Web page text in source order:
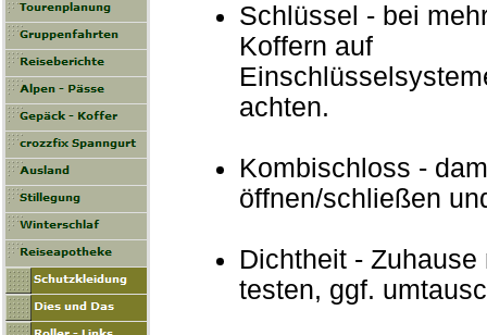
Schlüssel - bei
Koffern auf
achten.
Kombischloss -
öffnen/schließen
Dichtheit -
testen, ggf.